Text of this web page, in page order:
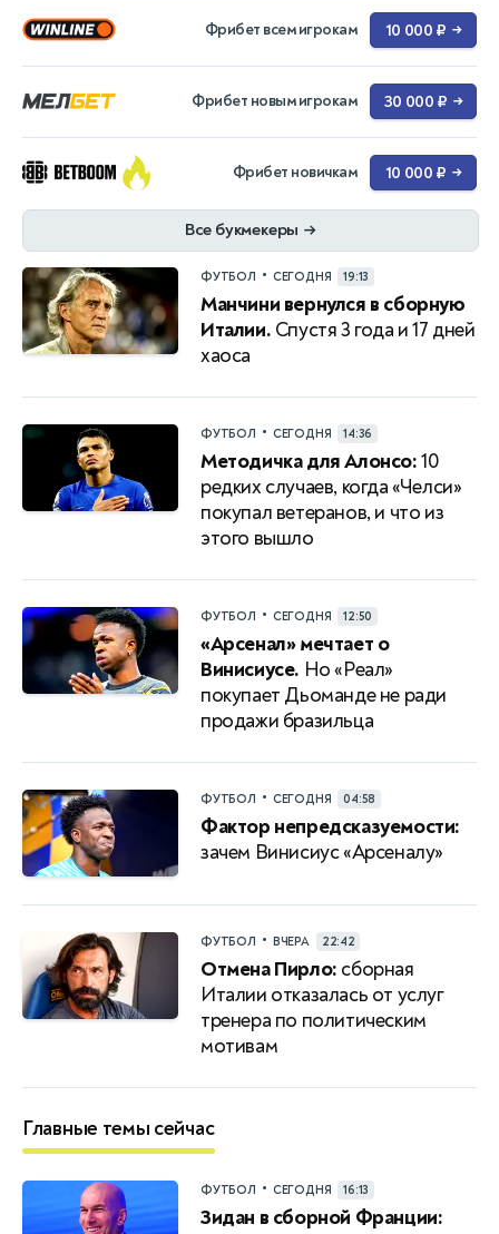
Фрибет всем игрокам 10 000 ₽ →
Фрибет новым игрокам 30 000 ₽ →
Фрибет новичкам 10 000 ₽ →
Все букмекеры →
ФУТБОЛ • СЕГОДНЯ 19:13
Манчини вернулся в сборную
Италии. Спустя 3 года и 17 дней
хаоса
ФУТБОЛ • СЕГОДНЯ 14:36
Методичка для Алонсо:10
редких случаев, когда «Челси»
покупал ветеранов, и что из
этого вышло
ФУТБОЛ • СЕГОДНЯ 12:50
«Арсенал» мечтает о
Винисиусе. Но «Реал»
покупает Дьоманде не ради
продажи бразильца
ФУТБОЛ • СЕГОДНЯ 04:58
Фактор непредсказуемости:
зачем Винисиус «Арсеналу»
ФУТБОЛ • ВЧЕРА 22:42
Отмена Пирло: сборная
Италии отказалась от услуг
тренера по политическим
мотивам
Главные темы сейчас
ФУТБОЛ • СЕГОДНЯ 16:13
Зидан в сборной Франции: